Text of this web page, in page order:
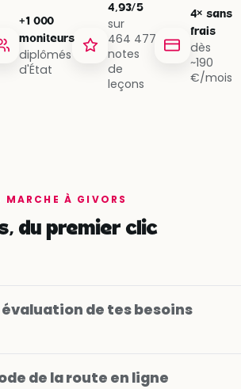
+1 000
moniteurs
diplômés
d'État
4,93/5
sur
464 477
notes
de
leçons
4× sans
frais
dès
~190
€/mois
À GIVORS
du premier clic
de tes besoins
de la route en ligne